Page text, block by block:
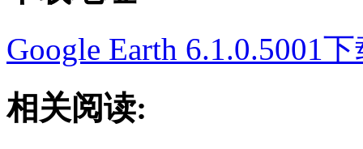
Google Earth 6.1.0.5001
相关阅读: